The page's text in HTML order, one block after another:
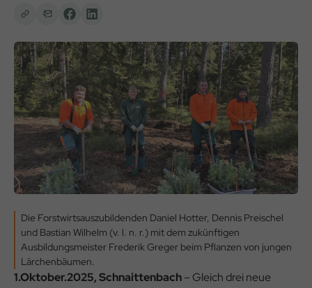
Die Forstwirtsauszubildenden Daniel Hotter, Dennis Preischel
und Bastian Wilhelm (v. l. n. r.) mit dem zukünftigen
Ausbildungsmeister Frederik Greger beim Pflanzen von jungen
Lärchenbäumen.
1.Oktober.2025, Schnaittenbach– Gleich drei neue